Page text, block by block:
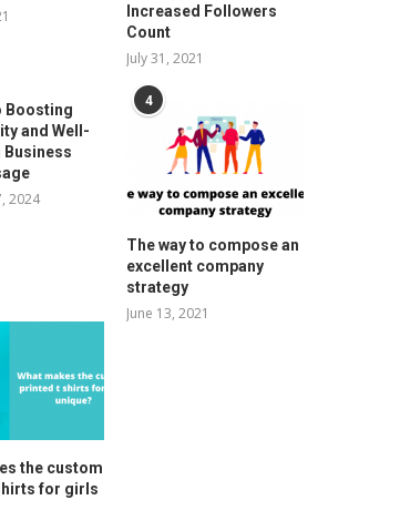
Increased Followers
Count
July 31, 2021
Boosting
and Well-
Business
2024
4
The way to compose an
excellent company
strategy
June 13, 2021
the custom
for girls